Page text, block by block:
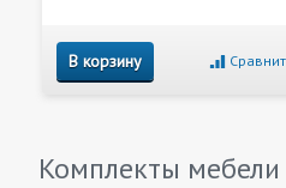
В корзину
Комплекты мебели